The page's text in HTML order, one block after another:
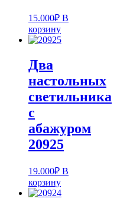
15.000₽ В
корзину
Два
настольных
светильника
с
абажуром
20925
19.000₽ В
корзину